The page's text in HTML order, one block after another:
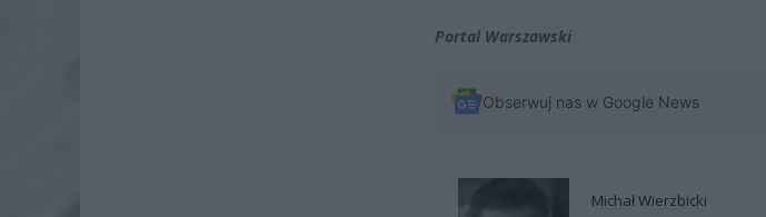
Portal Warszawski
Obserwuj nas w Google News
Michał Wierzbicki